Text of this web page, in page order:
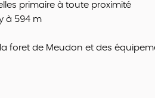
primaire à toute proximité
à 594 m
foret de Meudon et des